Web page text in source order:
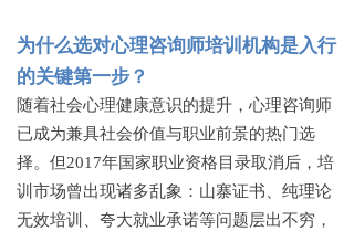
为什么选对心理咨询师培训机构是入行
的关键第一步？
随着社会心理健康意识的提升，心理咨询师
已成为兼具社会价值与职业前景的热门选
择。但2017年国家职业资格目录取消后，培
训市场曾出现诸多乱象：山寨证书、纯理论
无效培训、夸大就业承诺等问题层出不穷，